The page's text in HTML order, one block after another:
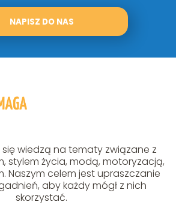
NAPISZ DO NAS
się wiedzą na tematy związane z
stylem życia, modą, motoryzacją,
Naszym celem jest upraszczanie
aby każdy mógł z nich
skorzystać.